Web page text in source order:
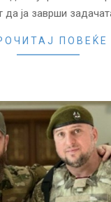
да ја заврши
ПОВЕЌЕ